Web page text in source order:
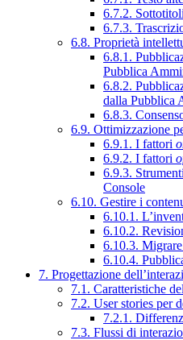
6.7.2.
6.7.3.
6.8. Proprietà
6.8.1.
Pubblica
6.8.2.
dalla Pubblica
6.8.3.
6.9. Ottimizzazione
6.9.1. I fattori
6.9.2. I fattori
6.9.3.
Console
6.10. Gestire i
6.10.1.
6.10.2.
6.10.3.
6.10.4.
7. Progettazione
7.1. Caratteristiche
7.2. User stories per
7.2.1.
7.3. Flussi di